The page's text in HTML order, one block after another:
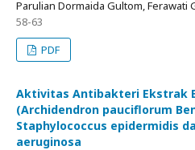
Parulian Dormaida Gultom, Ferawati
58-63
PDF
Aktivitas Antibakteri Ekstrak
(Archidendron pauciflorum
Staphylococcus epidermidis
aeruginosa